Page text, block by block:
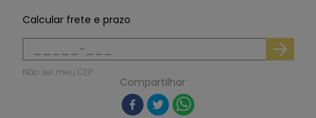
Calcular frete e prazo
Não sei meu CEP
Compartilhar